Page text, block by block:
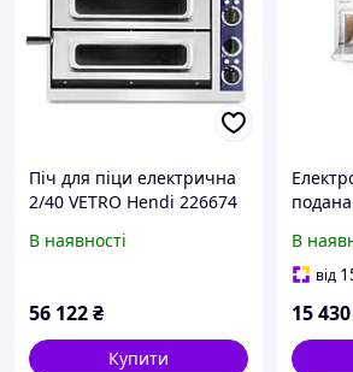
Піч для піци електрична
2/40 VETRO Hendi 226674
В наявності
56 122₴
Купити
В
від
15 430